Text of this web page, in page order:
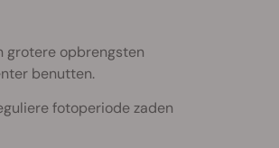
grotere opbrengsten
benutten.
fotoperiode zaden